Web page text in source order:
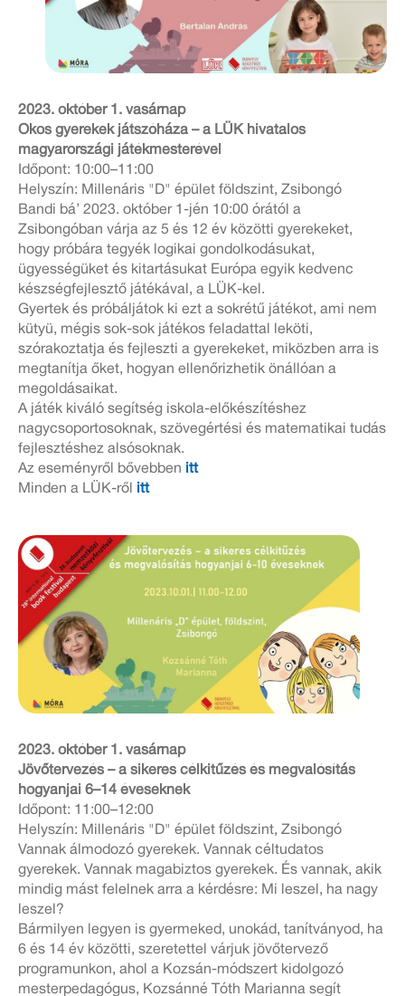
2023. október 1. vasárnap
Okos gyerekek játszóháza – a LÜK hivatalos
magyarországi játékmesterével
Időpont: 10:00–11:00
Helyszín: Millenáris "D" épület földszint, Zsibongó
Bandi bá’ 2023. október 1-jén 10:00 órától a
Zsibongóban várja az 5 és 12 év közötti gyerekeket,
hogy próbára tegyék logikai gondolkodásukat,
ügyességüket és kitartásukat Európa egyik kedvenc
készségfejlesztő játékával, a LÜK-kel.
Gyertek és próbáljátok ki ezt a sokrétű játékot, ami nem
kütyü, mégis sok-sok játékos feladattal leköti,
szórakoztatja és fejleszti a gyerekeket, miközben arra is
megtanítja őket, hogyan ellenőrizhetik önállóan a
megoldásaikat.
A játék kiváló segítség iskola-előkészítéshez
nagycsoportosoknak, szövegértési és matematikai tudás
fejlesztéshez alsósoknak.
Az eseményről bővebben itt
Minden a LÜK-ről itt
2023. október 1. vasárnap
Jövőtervezés – a sikeres célkitűzés és megvalósítás
hogyanjai 6–14 éveseknek
Időpont: 11:00–12:00
Helyszín: Millenáris "D" épület földszint, Zsibongó
Vannak álmodozó gyerekek. Vannak céltudatos
gyerekek. Vannak magabiztos gyerekek. És vannak, akik
mindig mást felelnek arra a kérdésre: Mi leszel, ha nagy
leszel?
Bármilyen legyen is gyermeked, unokád, tanítványod, ha
6 és 14 év közötti, szeretettel várjuk jövőtervező
programunkon, ahol a Kozsán-módszert kidolgozó
mesterpedagógus, Kozsánné Tóth Marianna segít